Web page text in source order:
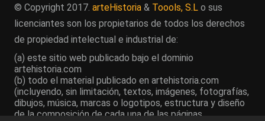
© Copyright 2017. arteHistoria & Toools, S.L o sus
licenciantes son los propietarios de todos los derechos
de propiedad intelectual e industrial de:
(a) este sitio web publicado bajo el dominio
artehistoria.com
(b) todo el material publicado en artehistoria.com
(incluyendo, sin limitación, textos, imágenes, fotografías,
dibujos, música, marcas o logotipos, estructura y diseño
de la composición de cada una de las páginas